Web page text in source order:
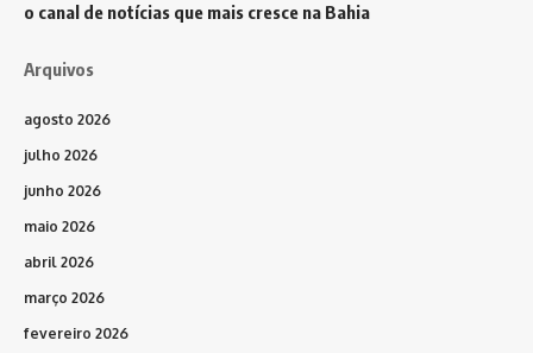
o canal de notícias que mais cresce na Bahia
Arquivos
agosto 2026
julho 2026
junho 2026
maio 2026
abril 2026
março 2026
fevereiro 2026